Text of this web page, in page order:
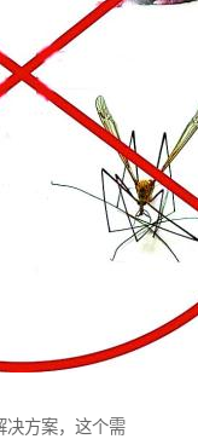
决方案，这个需